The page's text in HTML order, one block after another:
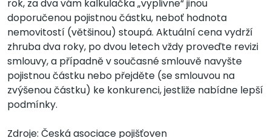
rok, za dva vám kalkulačka „vyplivne“ jinou
doporučenou pojistnou částku, neboť hodnota
nemovitostí (většinou) stoupá. Aktuální cena vydrží
zhruba dva roky, po dvou letech vždy proveďte revizi
smlouvy, a případně v současné smlouvě navyšte
pojistnou částku nebo přejděte (se smlouvou na
zvýšenou částku) ke konkurenci, jestliže nabídne lepší
podmínky.
Zdroje: Česká asociace pojišťoven